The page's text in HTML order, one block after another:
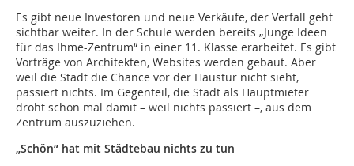
Es gibt neue Investoren und neue Verkäufe, der Verfall geht
sichtbar weiter. In der Schule werden bereits „Junge Ideen
für das Ihme-Zentrum“ in einer 11. Klasse erarbeitet. Es gibt
Vorträge von Architekten, Websites werden gebaut. Aber
weil die Stadt die Chance vor der Haustür nicht sieht,
passiert nichts. Im Gegenteil, die Stadt als Hauptmieter
droht schon mal damit – weil nichts passiert –, aus dem
Zentrum auszuziehen.
„Schön“ hat mit Städtebau nichts zu tun